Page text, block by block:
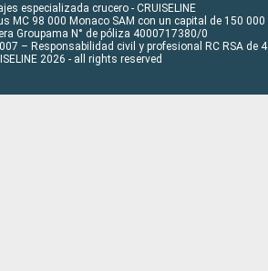
especializada crucero - CRUISELINE
MC 98 000 Monaco SAM con un capital de 150 000
Groupama N° de póliza 4000717380/0
– Responsabilidad civil y profesional RC RSA de
2026 - all rights reserved